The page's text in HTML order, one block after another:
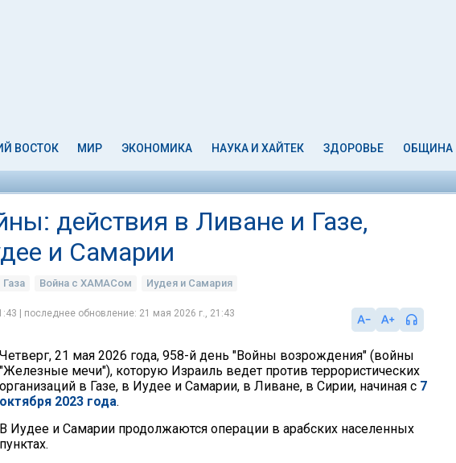
ВОСТОК МИР ЭКОНОМИКА НАУКА И ХАЙТЕК ЗДОРОВЬЕ ОБЩИНА
действия в Ливане и Газе,
и Самарии
Газа Война с ХАМАСом Иудея и Самария
| последнее обновление: 21 мая 2026 г., 21:43
Четверг, 21 мая 2026 года, 958-й день "Войны возрождения" (войны
"Железные мечи"), которую Израиль ведет против террористических
организаций в Газе, в Иудее и Самарии, в Ливане, в Сирии, начиная с 7
октября 2023 года.
В Иудее и Самарии продолжаются операции в арабских населенных
пунктах.